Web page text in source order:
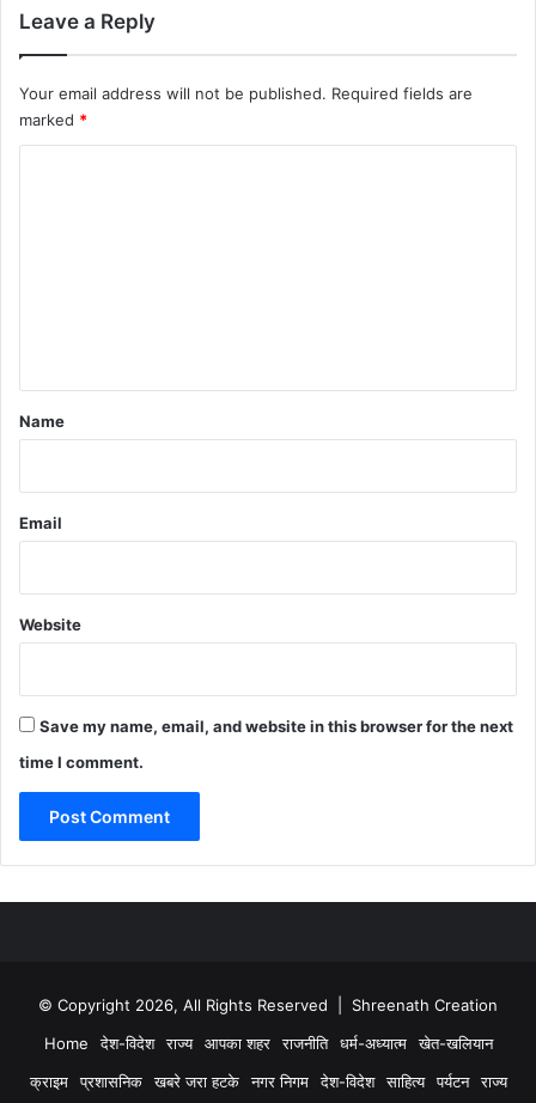
Leave a Reply
Your email address will not be published. Required fields are
marked *
*
Name
Email
Website
Save my name, email, and website in this browser for the next
time I comment.
© Copyright 2026, All Rights Reserved | Shreenath Creation
Home
देश-विदेश राज्य आपका शहर राजनीति धर्म-अध्यात्म
खेत-खलियान
क्राइम
प्रशासनिक खबरे जरा हटके नगर निगम देश-विदेश साहित्य पर्यटन राज्य